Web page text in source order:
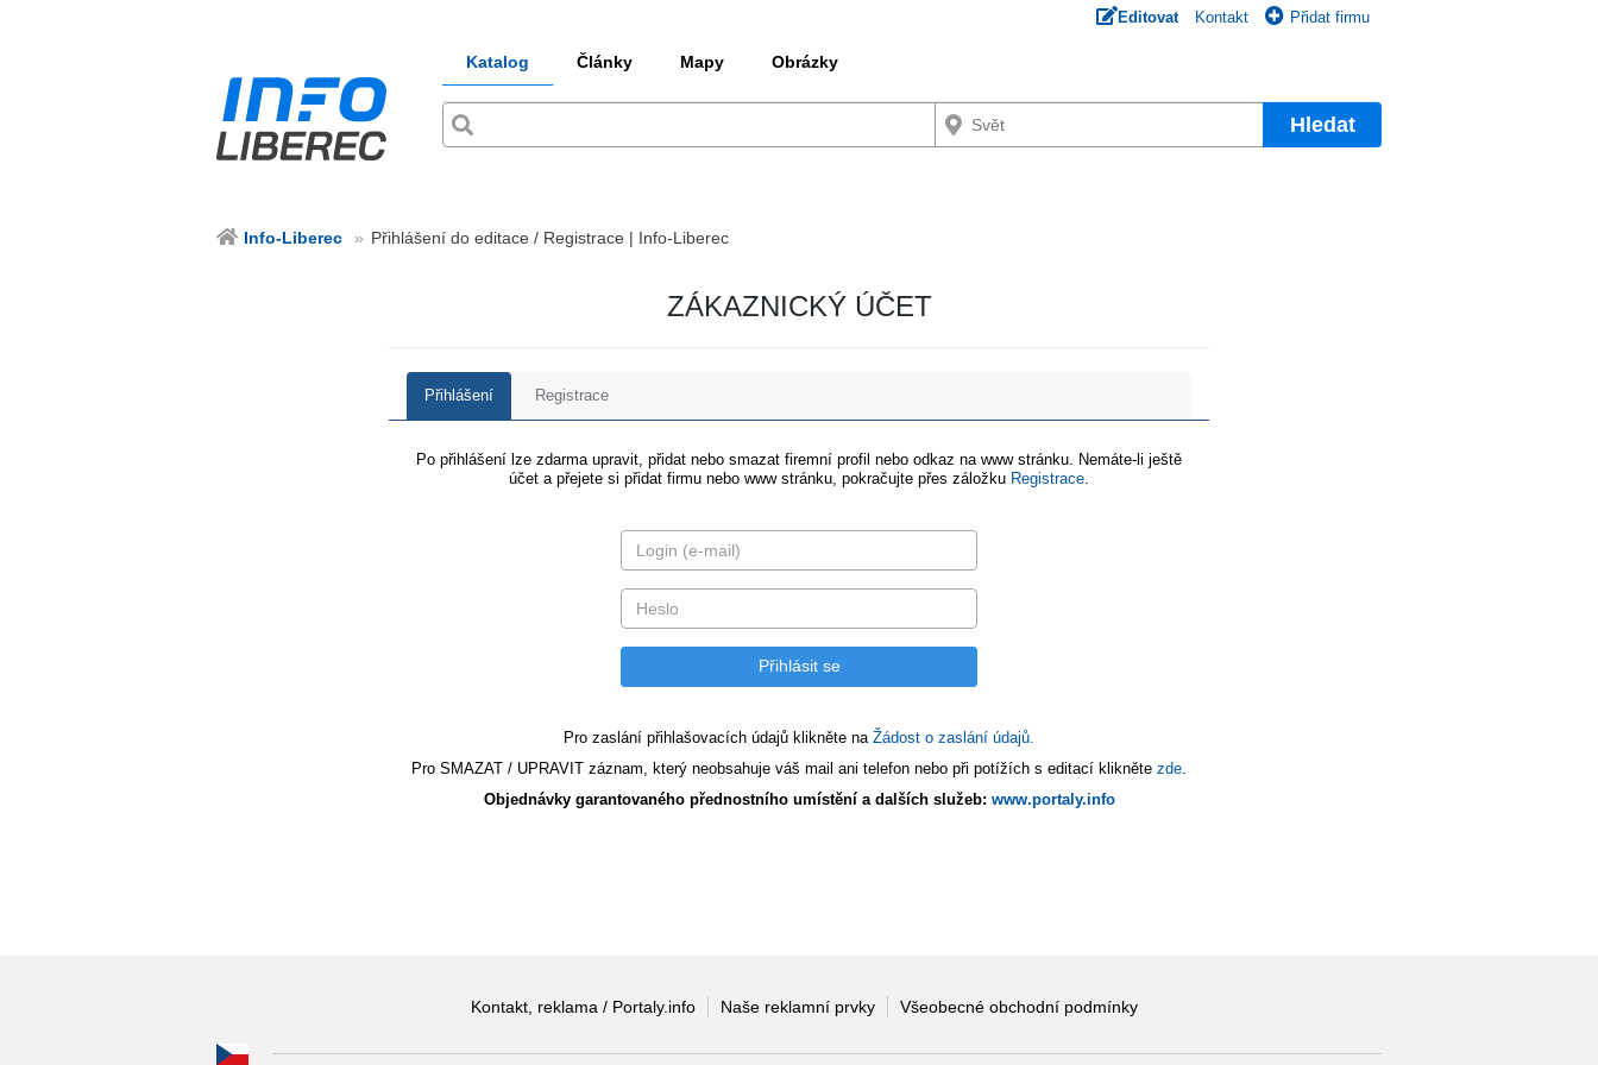
Editovat Kontakt Přidat firmu
Katalog Články Mapy Obrázky
Hledat
Info-Liberec Přihlášení do editace / Registrace | Info-Liberec
ZÁKAZNICKÝ ÚČET
Přihlášení Registrace
Po přihlášení lze zdarma upravit, přidat nebo smazat firemní profil nebo odkaz na www stránku. Nemáte-li ještě
účet a přejete si přidat firmu nebo www stránku, pokračujte přes záložku Registrace
Pro zaslání přihlašovacích údajů klikněte na Žádost o zaslání údajů.
Pro SMAZAT / UPRAVIT záznam, který neobsahuje váš mail ani telefon nebo při potížích s editací klikněte zde
Objednávky garantovaného přednostního umístění a dalších služeb: www.portaly.info
Kontakt, reklama / Portaly.info Naše reklamní prvky Všeobecné obchodní podmínky